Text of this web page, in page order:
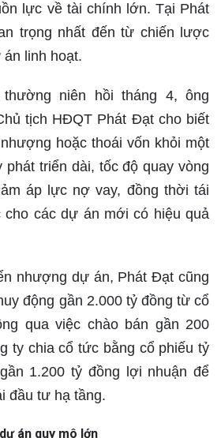
lực về tài chính lớn. Tại Phát
trọng nhất đến từ chiến lược
linh hoạt.
niên hồi tháng 4, ông
tịch HĐQT Phát Đạt cho biết
hoặc thoái vốn khỏi một
triển dài, tốc độ quay vòng
áp lực nợ vay, đồng thời tái
cho các dự án mới có hiệu quả
nhượng dự án, Phát Đạt cũng
động gần 2.000 tỷ đồng từ cổ
qua việc chào bán gần 200
ty chia cổ tức bằng cổ phiếu tỷ
1.200 tỷ đồng lợi nhuận để
đầu tư hạ tầng.
án quy mô lớn